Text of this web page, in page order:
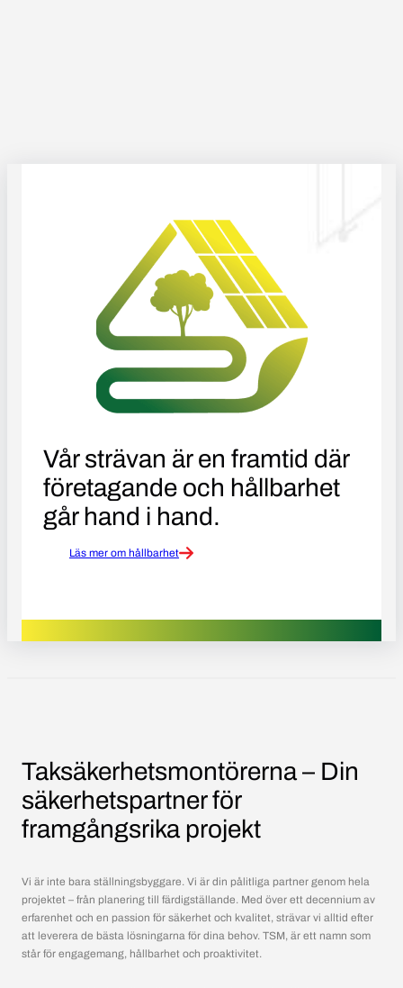
Vår strävan är en framtid där
företagande och hållbarhet
går hand i hand.
Läs mer om hållbarhet
Taksäkerhetsmontörerna – Din
säkerhetspartner för
framgångsrika projekt
Vi är inte bara ställningsbyggare. Vi är din pålitliga partner genom hela
projektet – från planering till färdigställande. Med över ett decennium av
erfarenhet och en passion för säkerhet och kvalitet, strävar vi alltid efter
att leverera de bästa lösningarna för dina behov. TSM, är ett namn som
står för engagemang, hållbarhet och proaktivitet.